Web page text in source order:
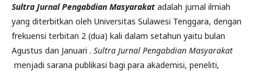
Sultra Jurnal Pengabdian Masyarakat adalah jurnal ilmiah
yang diterbitkan oleh Universitas Sulawesi Tenggara, dengan
frekuensi terbitan 2 (dua) kali dalam setahun yaitu bulan
Agustus dan Januari . Sultra Jurnal Pengabdian Masyarakat
menjadi sarana publikasi bagi para akademisi, peneliti,